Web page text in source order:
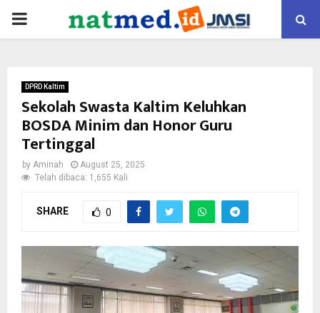
PRIMARY
DPRD Kaltim
Sekolah Swasta Kaltim Keluhkan
BOSDA Minim dan Honor Guru
Tertinggal
by Aminah
August 25, 2025
Telah dibaca: 1,655 Kali
SHARE 0